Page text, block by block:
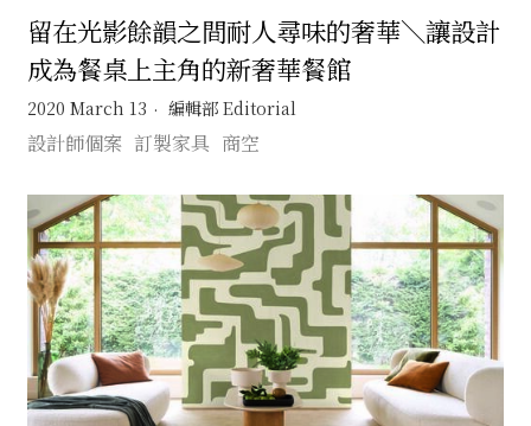
留在光影餘韻之間耐人尋味的奢華＼讓設計
成為餐桌上主角的新奢華餐館
2020 March 13 編輯部 Editorial
設計師個案 訂製家具 商空